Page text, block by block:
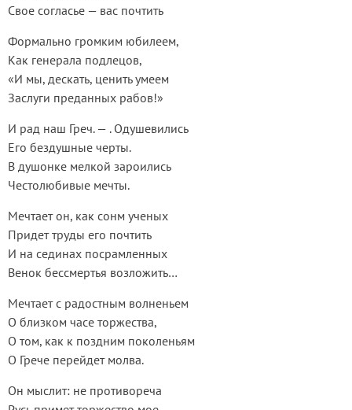
Свое согласье — вас почтить
Формально громким юбилеем,
Как генерала подлецов,
«И мы, дескать, ценить умеем
Заслуги преданных рабов!»
И рад наш Греч. — . Одушевились
Его бездушные черты.
В душонке мелкой зароились
Честолюбивые мечты.
Мечтает он, как сонм ученых
Придет труды его почтить
И на сединах посрамленных
Венок бессмертья возложить…
Мечтает с радостным волненьем
О близком часе торжества,
О том, как к поздним поколеньям
О Грече перейдет молва.
Он мыслит: не противореча